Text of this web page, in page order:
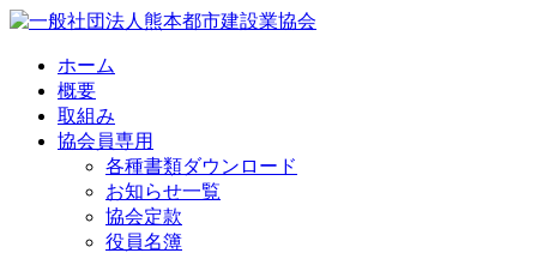
Skip
contentホーム
概要
取組み
協会員専用
各種書類ダウンロード
お知らせ一覧
協会定款
役員名簿